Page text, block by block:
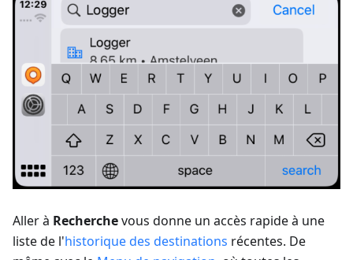
Aller à Recherchevous donne un accès rapide à une
liste de l'historique des destinations récentes. De